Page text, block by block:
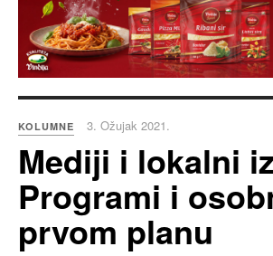
KOLUMNE 3. Ožujak 2021.
Mediji i lokalni
Programi i
prvom planu